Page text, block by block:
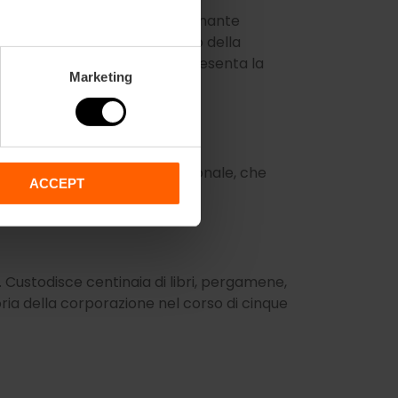
Marketing
ACCEPT
i suoi dirigenti. L'impressionante
San Girolamo, patrono della
del XVIII secolo rappresenta la
il nome.
e verdi disposte in diagonale, che
centinaia di libri, pergamene,
della corporazione nel corso di cinque